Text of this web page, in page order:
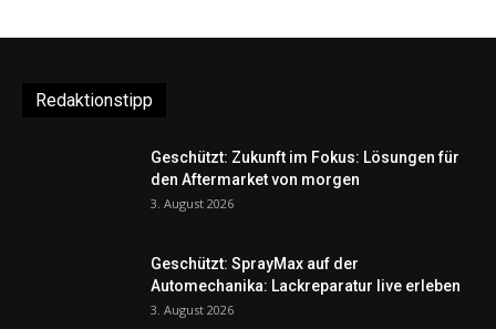
Redaktionstipp
Geschützt: Zukunft im Fokus: Lösungen für
den Aftermarket von morgen
3. August 2026
Geschützt: SprayMax auf der
Automechanika: Lackreparatur live erleben
3. August 2026